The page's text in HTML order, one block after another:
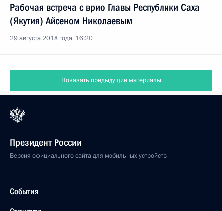
Рабочая встреча с врио Главы Республики Саха
(Якутия) Айсеном Николаевым
29 августа 2018 года, 16:20
Показать предыдущие материалы
Президент России
Версия официального сайта для мобильных устройств
События